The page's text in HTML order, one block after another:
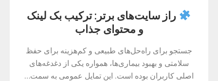
راز سایت‌های برتر: ترکیب بک لینک
و محتوای جذاب
جستجو برای راه‌حل‌های طبیعی و کم‌هزینه برای حفظ
سلامتی و بهبود بیماری‌ها، همواره یکی از دغدغه‌های
اصلی کاربران بوده است. این تمایل عمومی به سمت…